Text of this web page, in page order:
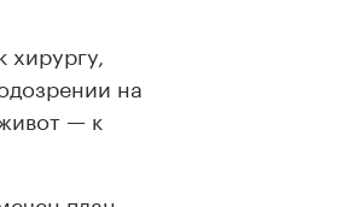
на
— к